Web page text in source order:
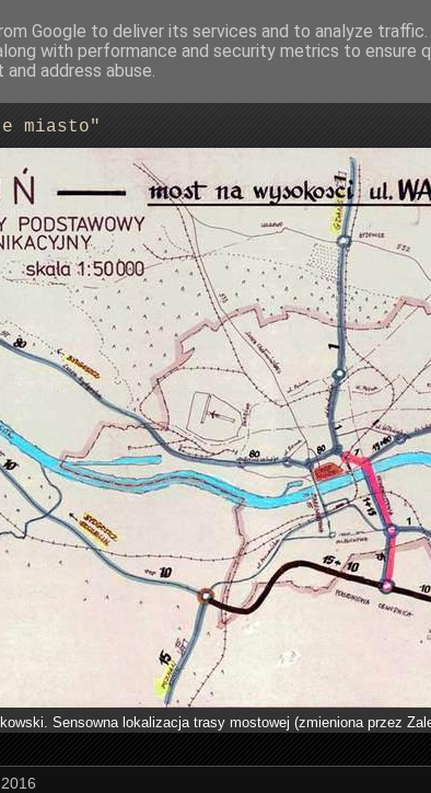
miasto"
Sensowna lokalizacja trasy mostowej (zmieniona przez
Google to deliver its services and to analyze traffic.
with performance and security metrics to ensure
address abuse.